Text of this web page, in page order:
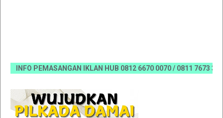
INFO PEMASANGAN IKLAN HUB 0812 6670 0070 / 0811 7673 35,